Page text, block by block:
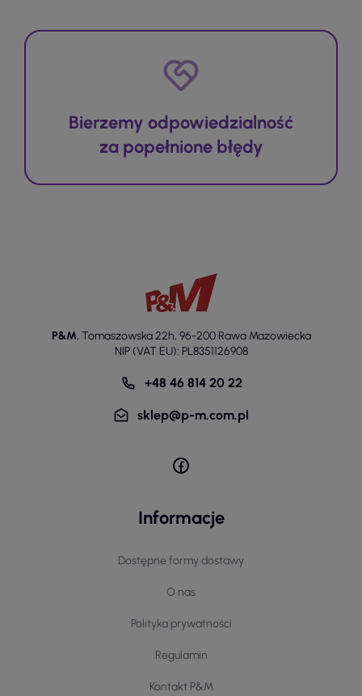
Bierzemy odpowiedzialność
za popełnione błędy
P&M, Tomaszowska 22h, 96-200 Rawa Mazowiecka
NIP (VAT EU): PL8351126908
+48 46 814 20 22
sklep@p-m.com.pl
Informacje
Dostępne formy dostawy
O nas
Polityka prywatności
Regulamin
Kontakt P&M